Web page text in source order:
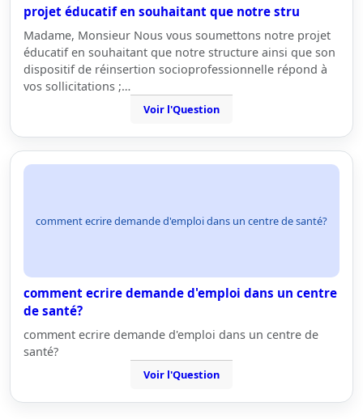
projet éducatif en souhaitant que notre stru
Madame, Monsieur Nous vous soumettons notre projet
éducatif en souhaitant que notre structure ainsi que son
dispositif de réinsertion socioprofessionnelle répond à
vos sollicitations ;…
Voir l'Question
comment ecrire demande d'emploi dans un centre de santé?
comment ecrire demande d'emploi dans un centre
de santé?
comment ecrire demande d'emploi dans un centre de
santé?
Voir l'Question